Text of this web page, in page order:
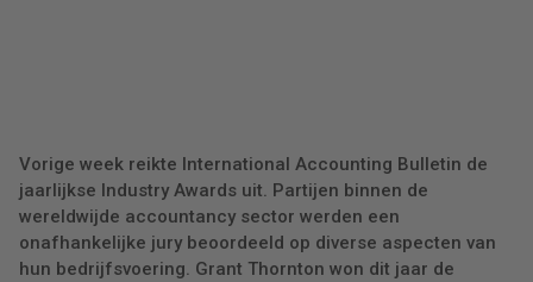
Vorige week reikte International Accounting Bulletin de
jaarlijkse Industry Awards uit. Partijen binnen de
wereldwijde accountancy sector werden een
onafhankelijke jury beoordeeld op diverse aspecten van
hun bedrijfsvoering. Grant Thornton won dit jaar de